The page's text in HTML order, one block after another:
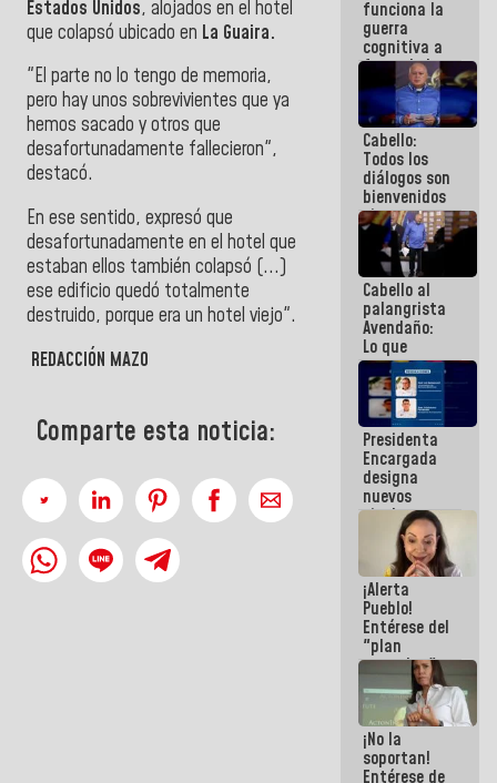
Estados Unidos, alojados en el hotel
que colapsó ubicado en La Guaira.
"El parte no lo tengo de memoria,
pero hay unos sobrevivientes que ya
hemos sacado y otros que
desafortunadamente fallecieron",
destacó.
En ese sentido, expresó que
desafortunadamente en el hotel que
estaban ellos también colapsó (...)
ese edificio quedó totalmente
destruido, porque era un hotel viejo".
REDACCIÓN MAZO
Comparte esta noticia:
funciona la
guerra
cognitiva a
favor de la
narrativa
hegemónica?
(1)
Cabello:
Todos los
diálogos son
bienvenidos
siempre que
estén en el
marco de la
Constitución
de la
República
Cabello al
palangrista
Avendaño:
Lo que
vayas a
escribir
hazlo hoy
por que no
sabemos si
la semana
que viene
hay
programa
Presidenta
Encargada
designa
nuevos
titulares en
Viceministerio
de Energía
Eléctrica y
CORPOELEC
¡Alerta
Pueblo!
Entérese del
"plan
enjambre"
de La Sayo
para
sabotear el
diálogo y
promover el
¡No la
soportan!
Entérese de